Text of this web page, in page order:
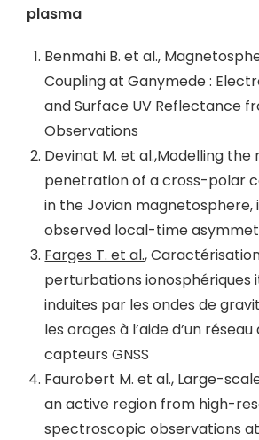
plasma
Benmahi B. et al.,
Coupling at Ganymede :
and Surface UV Reflectance
Observations
Devinat M. et al.,Modelling the
penetration of a cross-polar
in the Jovian magnetosphere,
observed local-time
Farges T. et al.,
perturbations ionosphériques
induites par les ondes de
les orages à l’aide d’un
capteurs GNSS
Faurobert M. et al., Large-
an active region from high-
spectroscopic observations at